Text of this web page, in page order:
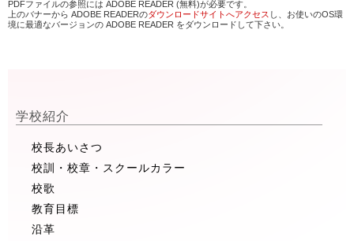
PDFファイルの参照には ADOBE READER (無料)が必要です。
上のバナーから ADOBE READERのダウンロードサイトへアクセス し、お使いのOS環
境に最適なバージョンの ADOBE READER をダウンロードして下さい。
学校紹介
校長あいさつ
校訓・校章・スクールカラー
校歌
教育目標
沿革